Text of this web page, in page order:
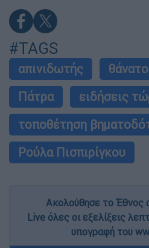
#TAGS
απινιδωτής
Πάτρα
ειδήσεις
τοποθέτηση
Ρούλα Πισπιρίγκου
Ακολούθησε το Έθνος
Live όλες οι εξελίξεις
υπογραφή του